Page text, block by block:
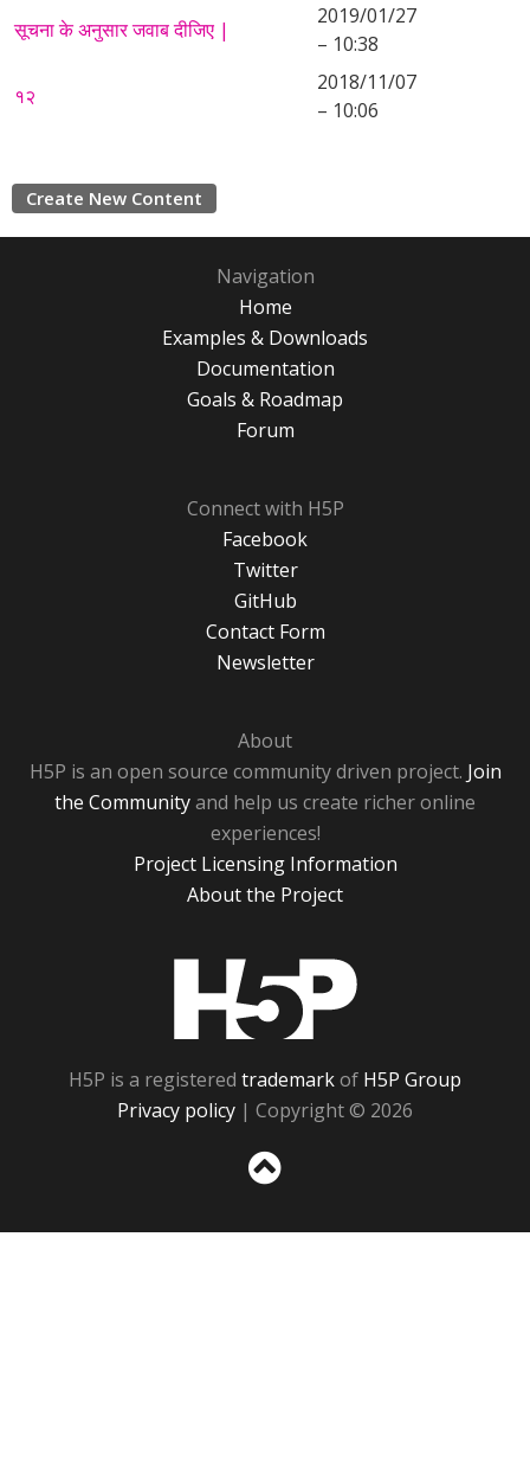
सूचना के अनुसार जवाब दीजिए |
2019/01/27
– 10:38
१२
2018/11/07
– 10:06
Create New Content
Navigation
Home
Examples & Downloads
Documentation
Goals & Roadmap
Forum
Connect with H5P
Facebook
Twitter
GitHub
Contact Form
Newsletter
About
H5P is an open source community driven project. Join
the Communityand help us create richer online
experiences!
Project Licensing Information
About the Project
H5P is a registered trademarkof H5P Group
Privacy policy | Copyright © 2026